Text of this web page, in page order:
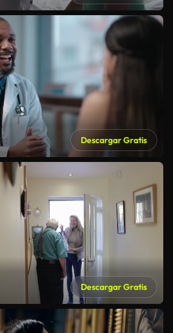
Descargar Gratis
Descargar Gratis